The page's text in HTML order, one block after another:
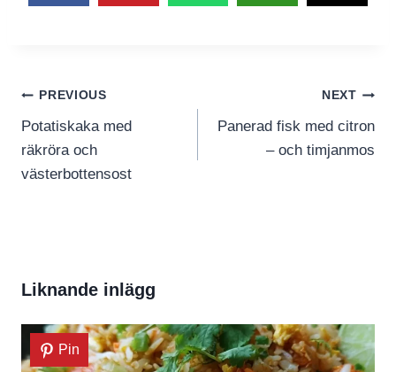
Inläggsnavigering
PREVIOUS
Potatiskaka med
räkröra och
västerbottensost
NEXT
Panerad fisk med citron
– och timjanmos
Liknande inlägg
Pin